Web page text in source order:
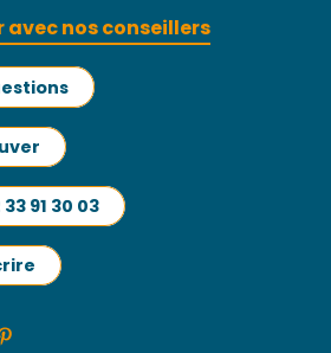
avec nos conseillers
91 30 03